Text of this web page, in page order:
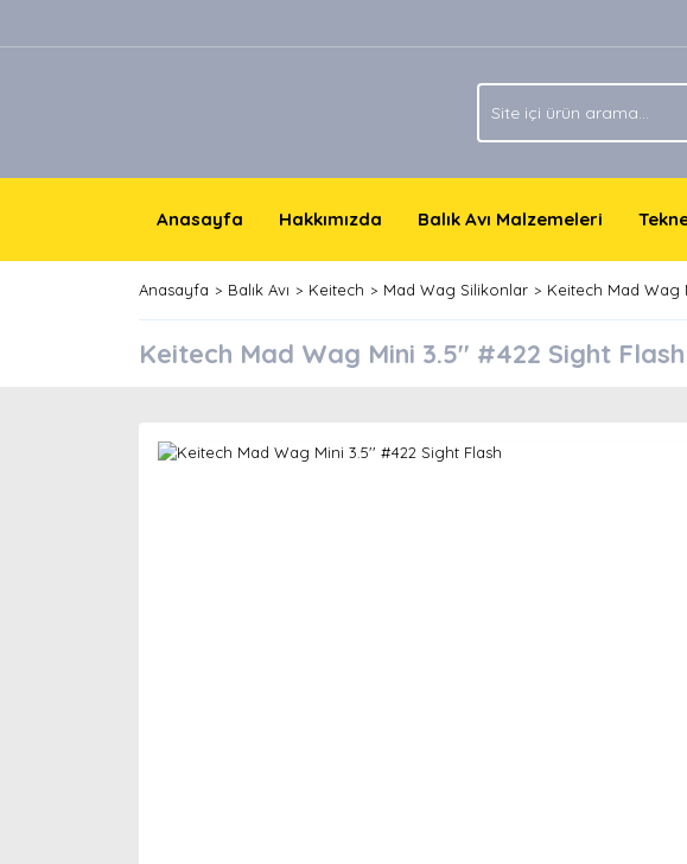
Anasayfa Hakkımızda Balık Avı Malzemeleri
Anasayfa Balık Avı Keitech Mad Wag Silikonlar Keitech Mad Wag
Keitech Mad Wag Mini 3.5'' #422 Sight Flash